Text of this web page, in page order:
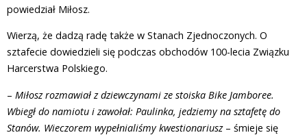
powiedział Miłosz.
Wierzą, że dadzą radę także w Stanach Zjednoczonych. O
sztafecie dowiedzieli się podczas obchodów 100-lecia Związku
Harcerstwa Polskiego.
– Miłosz rozmawiał z dziewczynami ze stoiska Bike Jamboree.
Wbiegł do namiotu i zawołał: Paulinka, jedziemy na sztafetę do
Stanów. Wieczorem wypełnialiśmy kwestionariusz– śmieje się